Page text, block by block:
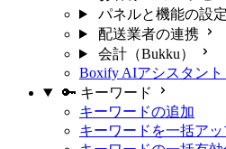
パネルと機能の設定
配送業者の連携
会計（Bukku）
Boxify AIアシスタント
🔑 キーワード
キーワードの追加
キーワードを一括アッ